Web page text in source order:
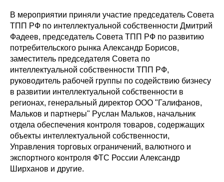
В мероприятии приняли участие председатель Совета
ТПП РФ по интеллектуальной собственности Дмитрий
Фадеев, председатель Совета ТПП РФ по развитию
потребительского рынка Александр Борисов,
заместитель председателя Совета по
интеллектуальной собственности ТПП РФ,
руководитель рабочей группы по содействию бизнесу
в развитии интеллектуальной собственности в
регионах, генеральный директор ООО "Галифанов,
Мальков и партнеры" Руслан Мальков, начальник
отдела обеспечения контроля товаров, содержащих
объекты интеллектуальной собственности,
Управления торговых ограничений, валютного и
экспортного контроля ФТС России Александр
Ширханов и другие.